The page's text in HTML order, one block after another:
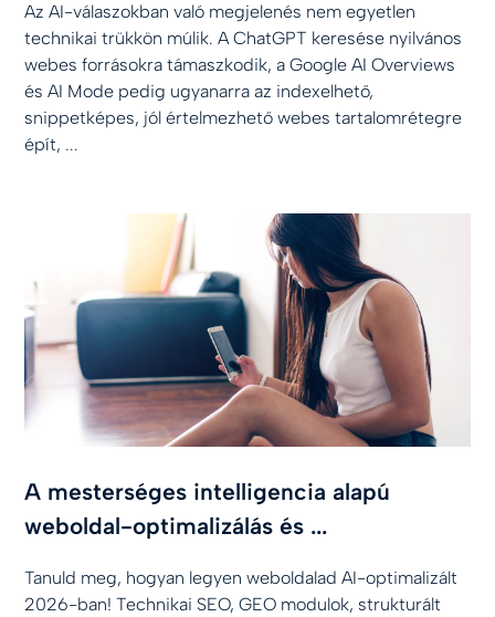
Az AI-válaszokban való megjelenés nem egyetlen
technikai trükkön múlik. A ChatGPT keresése nyilvános
webes forrásokra támaszkodik, a Google AI Overviews
és AI Mode pedig ugyanarra az indexelhető,
snippetképes, jól értelmezhető webes tartalomrétegre
épít, ...
A mesterséges intelligencia alapú
weboldal-optimalizálás és ...
Tanuld meg, hogyan legyen weboldalad AI-optimalizált
2026-ban! Technikai SEO, GEO modulok, strukturált